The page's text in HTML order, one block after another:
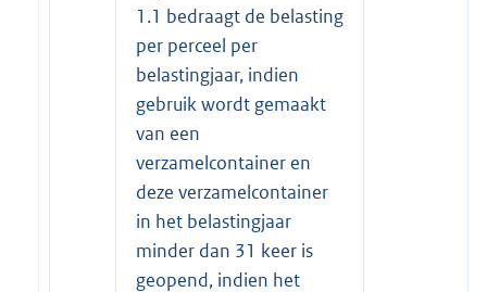
1.1 bedraagt de belasting
per perceel per
belastingjaar, indien
gebruik wordt gemaakt
van een
verzamelcontainer en
deze verzamelcontainer
in het belastingjaar
minder dan 31 keer is
geopend, indien het